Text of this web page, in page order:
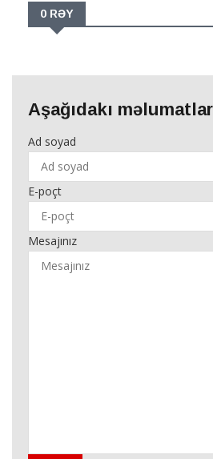
0 RƏY
Aşağıdakı
Ad soyad
E-poçt
Mesajınız